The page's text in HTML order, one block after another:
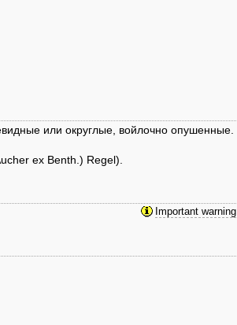
или округлые, войлочно опушенные.
ex Benth.) Regel).
Important warning